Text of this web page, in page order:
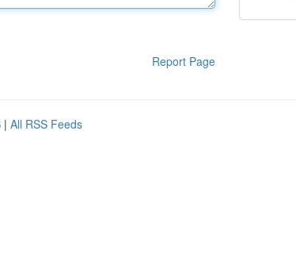
Report Page
| All RSS Feeds